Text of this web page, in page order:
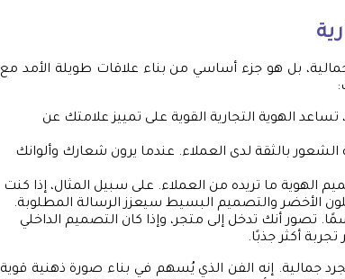
بل هو جزء أساسي من بناء علاقات طويلة الأمد مع
الهوية التجارية القوية على تمييز علامتك عن
الشعور بالثقة لدى العملاء. عندما يرون شعارك وألوانك
ما تريده من العملاء. على سبيل المثال، إذا كنت
الأخضر والتصميم البسيط سيعزز الرسالة المطلوبة.
تصور أنك تدخل إلى متجر، وإذا كان التصميم الداخلي
أكثر جذبًا.
جمالية. إنه الفن الذي يُسهم في بناء صورة ذهنية قوية